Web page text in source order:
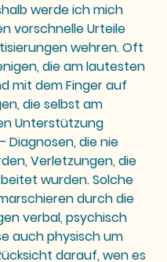
werde ich mich
vorschnelle Urteile
wehren. Oft
die am lautesten
mit dem Finger auf
die selbst am
Unterstützung
Diagnosen, die nie
Verletzungen, die
wurden. Solche
durch die
verbal, psychisch
auch physisch um
darauf, wen es